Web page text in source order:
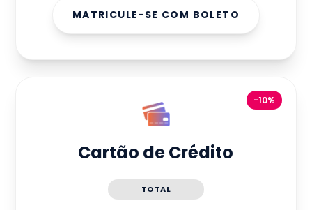
MATRICULE-SE COM BOLETO
-10%
Cartão de Crédito
TOTAL